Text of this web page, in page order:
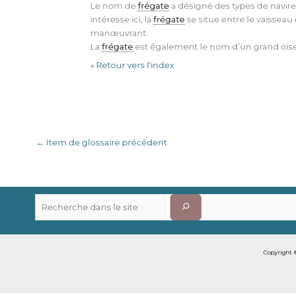
Le nom defrégate a désigné des types de
intéresse ici, lafrégate se situe entre le
manœuvrant.
Lafrégate est également le nom d’un grand
« Retour vers l'index
← Item de glossaire précédent
Copyright